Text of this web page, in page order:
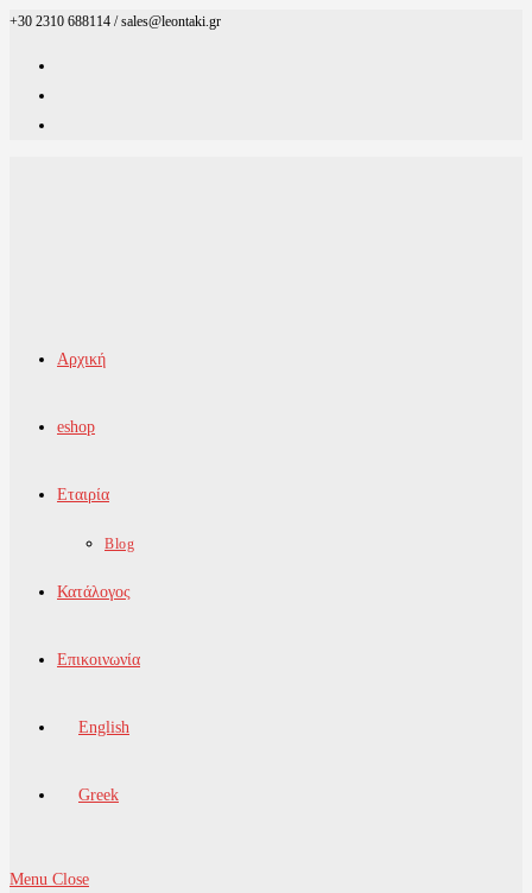
Skip
+30 2310 688114 / sales@leontaki.gr
Αρχική
eshop
Εταιρία
Blog
Κατάλογος
Επικοινωνία
English
Greek
Menu Close